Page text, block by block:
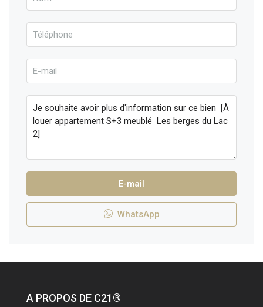
E-mail
WhatsApp
A PROPOS DE C21®